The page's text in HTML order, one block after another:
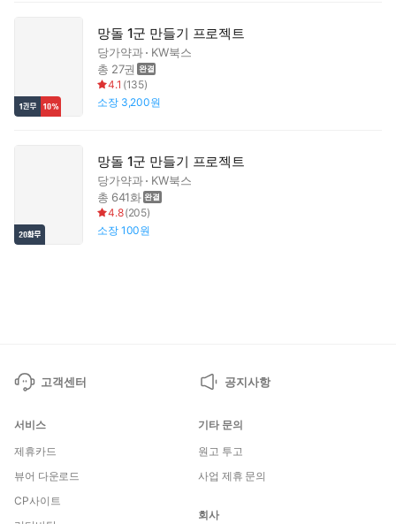
망돌 1군 만들기 프로젝트
당가약과
KW북스
총 27권
4.1 (135)
소장 3,200원
망돌 1군 만들기 프로젝트
당가약과
KW북스
총 641화
4.8(205)
소장 100원
고객센터 공지사항
서비스
제휴카드
뷰어 다운로드
CP사이트
기타 문의
원고 투고
사업 제휴 문의
회사